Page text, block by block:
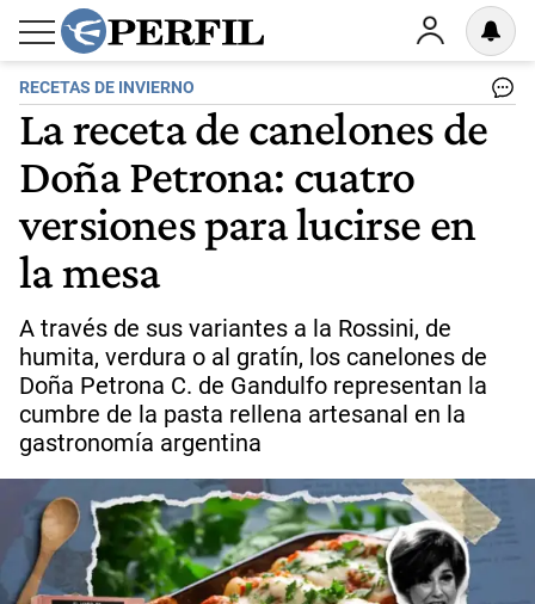
RECETAS DE INVIERNO
La receta de canelones de
Doña Petrona: cuatro
versiones para lucirse en
la mesa
A través de sus variantes a la Rossini, de
humita, verdura o al gratín, los canelones de
Doña Petrona C. de Gandulfo representan la
cumbre de la pasta rellena artesanal en la
gastronomía argentina